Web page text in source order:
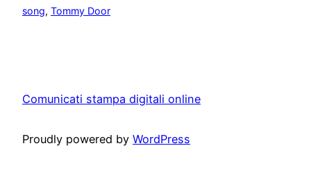
song, Tommy Door
Comunicati stampa digitali online
Proudly powered by WordPress